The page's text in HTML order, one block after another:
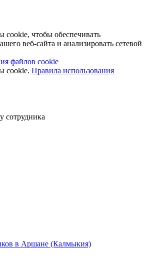
чтобы обеспечивать
веб-сайта и анализировать сетевой
файлов cookie
cookie. Правила использования
сотрудника
в Аршане (Калмыкия)